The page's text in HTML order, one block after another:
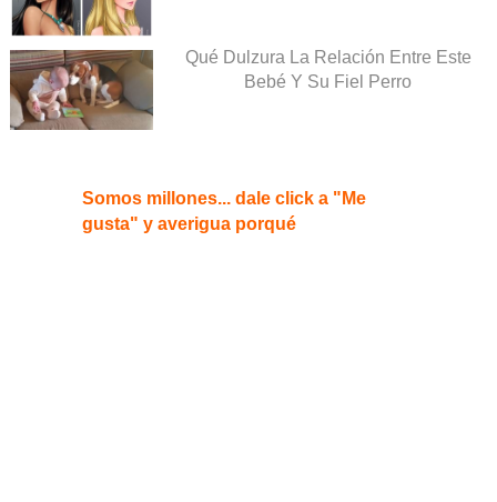
Qué Dulzura La Relación Entre Este
Bebé Y Su Fiel Perro
Somos millones... dale click a "Me
gusta" y averigua porqué